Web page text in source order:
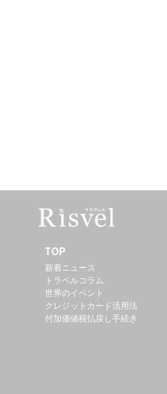
TOP
新着ニュース
トラベルコラム
世界のイベント
クレジットカード活用法
付加価値税払戻し手続き